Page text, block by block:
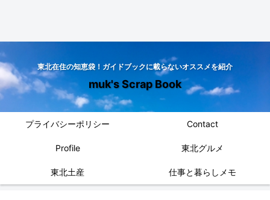
東北在住の知恵袋！ガイドブックに載らないオススメを紹介
muk's Scrap Book
プライバシーポリシー Contact
Profile 東北グルメ
東北土産 仕事と暮らしメモ